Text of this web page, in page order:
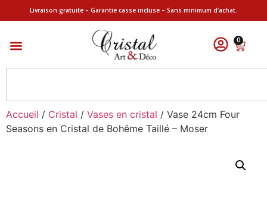
Livraison gratuite – Garantie casse incluse – Sans minimum d’achat.
0
Accueil / Cristal / Vases en cristal / Vase 24cm Four
Seasons en Cristal de Bohême Taillé – Moser